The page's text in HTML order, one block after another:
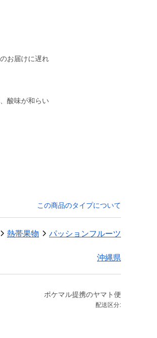
お届けに遅れ
酸味が和らい
この商品のタイプについて
熱帯果物 パッションフルーツ
沖縄県
ポケマル提携のヤマト便
配送区分: